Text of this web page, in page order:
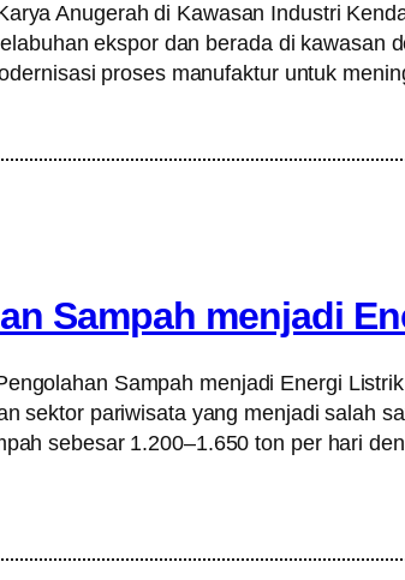
Anugerah di Kawasan Industri
ekspor dan berada di kawasan
proses manufaktur untuk
Sampah menjadi
Sampah menjadi Energi
sektor pariwisata yang menjadi salah
sebesar 1.200–1.650 ton per hari